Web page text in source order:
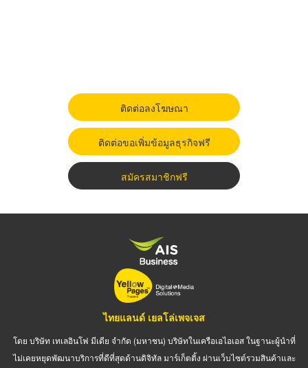
ติดต่อลงโฆษณา
ติดต่อขอเพิ่มข้อมูลธุรกิจฟรี
สมัครสมาชิกฟรี
ไทยแลนด์ เยลโล่เพจเจส
โดย บริษัท เทเลอินโฟ มีเดีย จำกัด (มหาชน) บริษัทในเครือเอไอเอส ในฐานะผู้นำที่
ไม่เคยหยุดพัฒนาบริการที่ดีที่สุดด้านดิจิทัล มาร์เก็ตติ้ง ผ่านเว็บไซต์รวมสินค้าและ